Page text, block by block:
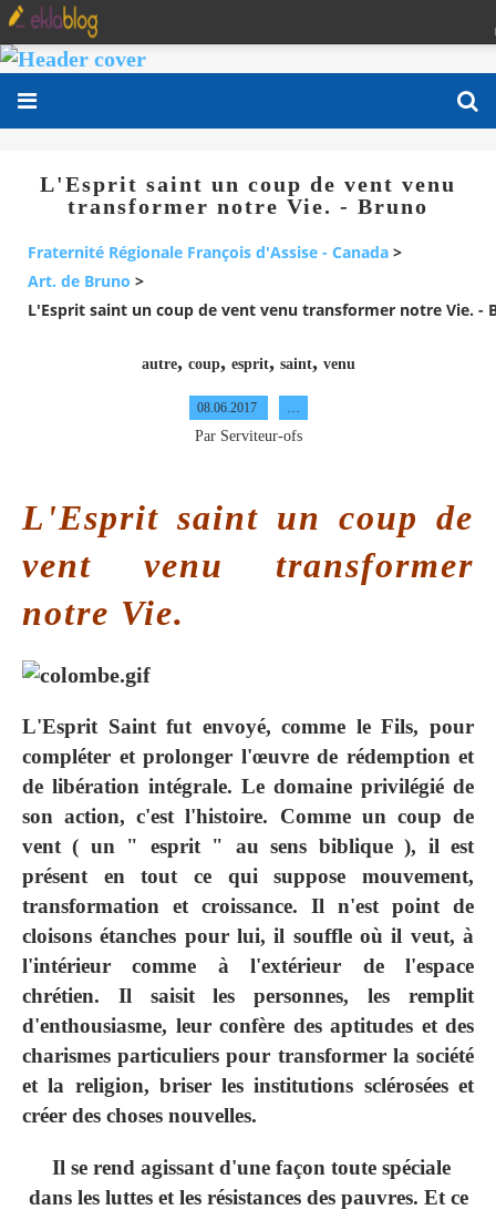
L'Esprit saint un coup de vent venu
transformer notre Vie. - Bruno
Fraternité Régionale François d'Assise - Canada >
Art. de Bruno >
L'Esprit saint un coup de vent venu transformer notre Vie. -
autre, coup, esprit, saint, venu
08.06.2017
Par Serviteur-ofs
L'Esprit saint un coup de
vent venu transformer
notre Vie.
L'Esprit Saint fut envoyé, comme le Fils, pour
compléter et prolonger l'œuvre de rédemption et
de libération intégrale. Le domaine privilégié de
son action, c'est l'histoire. Comme un coup de
vent ( un " esprit " au sens biblique ), il est
présent en tout ce qui suppose mouvement,
transformation et croissance. Il n'est point de
cloisons étanches pour lui, il souffle où il veut, à
l'intérieur comme à l'extérieur de l'espace
chrétien. Il saisit les personnes, les remplit
d'enthousiasme, leur confère des aptitudes et des
charismes particuliers pour transformer la société
et la religion, briser les institutions sclérosées et
créer des choses nouvelles.
Il se rend agissant d'une façon toute spéciale
dans les luttes et les résistances des pauvres. Et ce